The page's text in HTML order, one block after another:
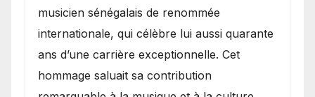
musicien sénégalais de renommée
internationale, qui célèbre lui aussi quarante
ans d’une carrière exceptionnelle. Cet
hommage saluait sa contribution